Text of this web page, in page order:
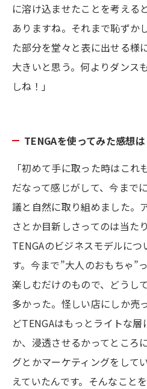
に溶け込ませたことを考える
ありますね。それまで恥ずか
た部分を堂々と表に出せる様
大きいと思う。何よりダンス
しね！」
TENGAを使ってみた感想は
「初めて手に取った時はこ
だなって感じがして、今まで
議と自然に取り組めました。
さとか目新しさってのは当た
TENGAのビジネスモデルに
す。今まで”大人のおもちゃ”
楽しむだけのもので、どうし
多かった。怪しい店にしか売
どTENGAはもっとライトな
か、浸透させるかってところ
グとかマーケティングをして
えていたんです。そんなこと